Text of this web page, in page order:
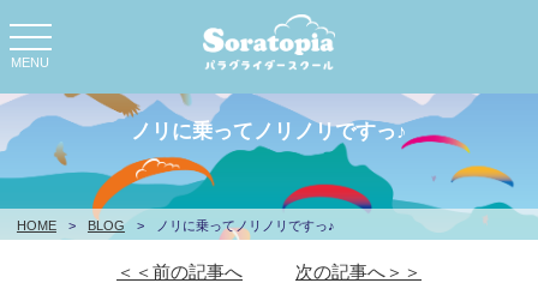
toggle
navigation
MENU
HOME > BLOG > ノリに乗ってノリノリですっ♪
ノリに乗ってノリノリですっ♪
＜＜前の記事へ 次の記事へ＞＞